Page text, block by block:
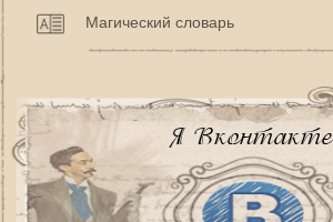
Магический словарь
Я Вконтакте